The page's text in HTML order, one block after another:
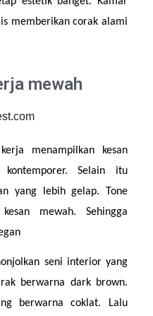
memberikan corak alami
mewah
menampilkan kesan
Selain itu
yang lebih gelap. Tone
mewah. Sehingga
seni interior yang
berwarna dark brown.
berwarna coklat. Lalu